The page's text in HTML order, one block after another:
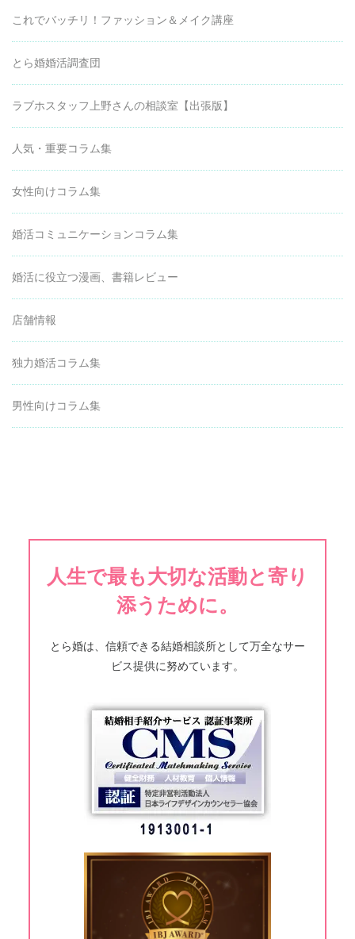
これでバッチリ！ファッション＆メイク講座
とら婚婚活調査団
ラブホスタッフ上野さんの相談室【出張版】
人気・重要コラム集
女性向けコラム集
婚活コミュニケーションコラム集
婚活に役立つ漫画、書籍レビュー
店舗情報
独力婚活コラム集
男性向けコラム集
人生で最も大切な活動と寄り
添うために。
とら婚は、信頼できる結婚相談所として万全なサー
ビス提供に努めています。